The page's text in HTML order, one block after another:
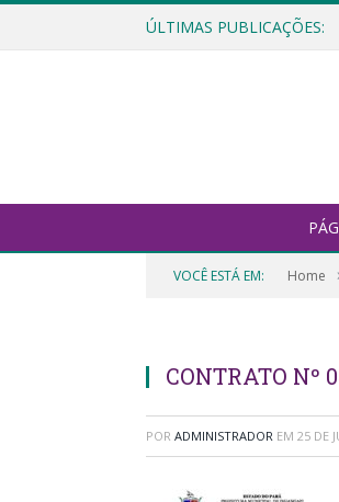
ÚLTIMAS PUBLICAÇÕES:
VOCÊ ESTÁ EM: Home
CONTRATO Nº
POR ADMINISTRADOR EM 25 DE